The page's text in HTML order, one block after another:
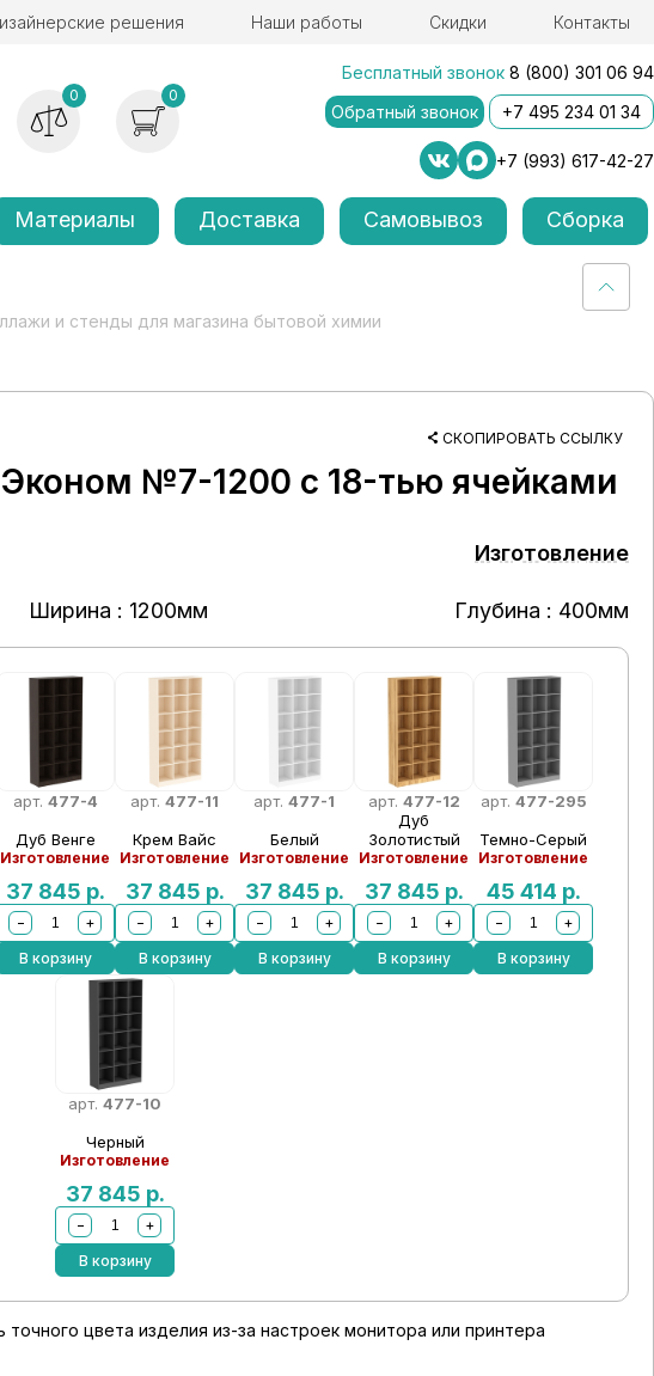
решения Наши работы Скидки Контакты
0 0
Бесплатный звонок 8 (800) 301 06 94
Обратный звонок
+7 495 234 01 34
+7 (993) 617-42-27
Материалы Доставка Самовывоз Сборка
и стенды для магазина бытовой химии
СКОПИРОВАТЬ ССЫЛКУ
№7-1200 с 18-тью ячейками
Изготовление
Ширина : 1200мм Глубина : 400мм
арт. 477-4
Дуб Венге
Изготовление
37 845 р.
−
+
В корзину
арт.477-11
Крем Вайс
Изготовление
37 845 р.
−
+
В корзину
арт.477-1
Белый
Изготовление
37 845 р.
−
+
В корзину
арт. 477-12
Дуб
Золотистый
Изготовление
37 845 р.
−
+
В корзину
арт. 477-295
Темно-Серый
Изготовление
45 414 р.
−
+
В корзину
арт.477-10
Черный
Изготовление
37 845 р.
−
+
В корзину
цвета изделия из-за настроек монитора или принтера